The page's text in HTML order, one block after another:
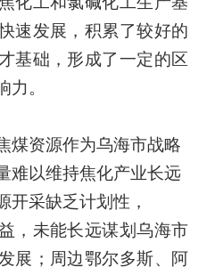
速发展，积累了较好的
基础，形成了一定的区
力。
煤资源作为乌海市战略
难以维持焦化产业长远
开采缺乏计划性，
，未能长远谋划乌海市
展；周边鄂尔多斯、阿